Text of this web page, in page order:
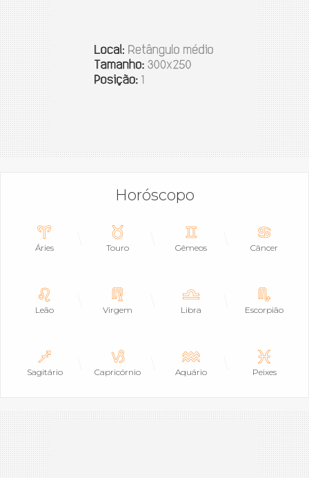
Horóscopo
Áries Touro Gêmeos Câncer
Leão Virgem Libra Escorpião
Sagitário Capricórnio Aquário Peixes